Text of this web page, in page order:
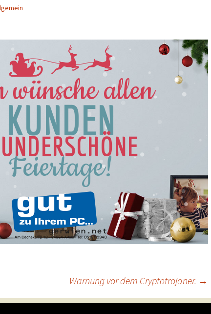
allen
KUNDEN
Feiertage!
Warnung vor dem Cryptotrojaner. →